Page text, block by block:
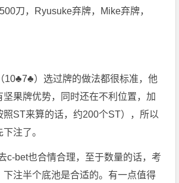
刀，Ryusuke弃牌，Mike弃牌，
10♣7♣）选过牌的做法都很标准，他
坚果牌优势，同时还在不利位置，加
照ST来算的话，约200个ST），所以
注了。
c-bet也合情合理，至于数量的话，考
下注半个底池是合适的。有一点值得